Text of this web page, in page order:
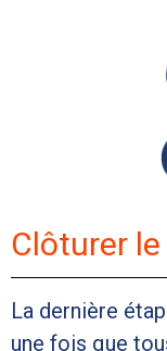
Clôturer
La dernière
une fois que